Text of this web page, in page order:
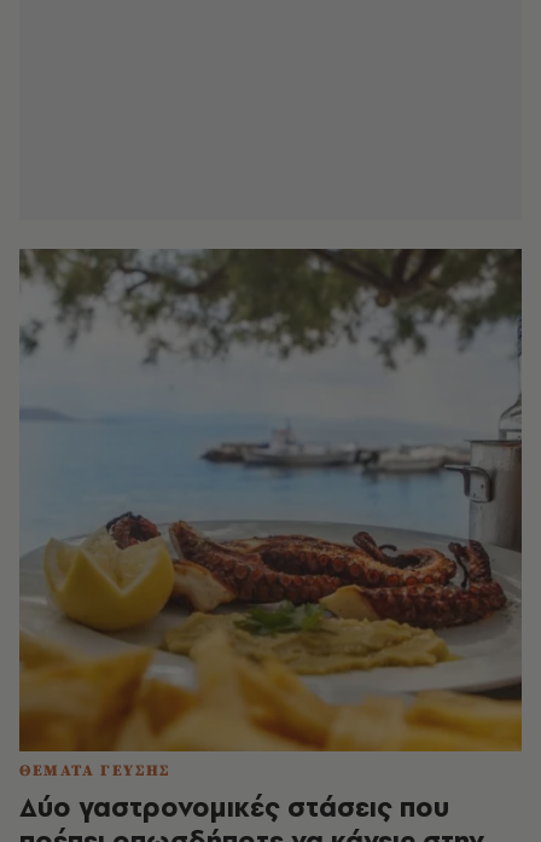
ΘΕΜΑΤΑ ΓΕΥΣΗΣ
Δύο γαστρονομικές στάσεις που